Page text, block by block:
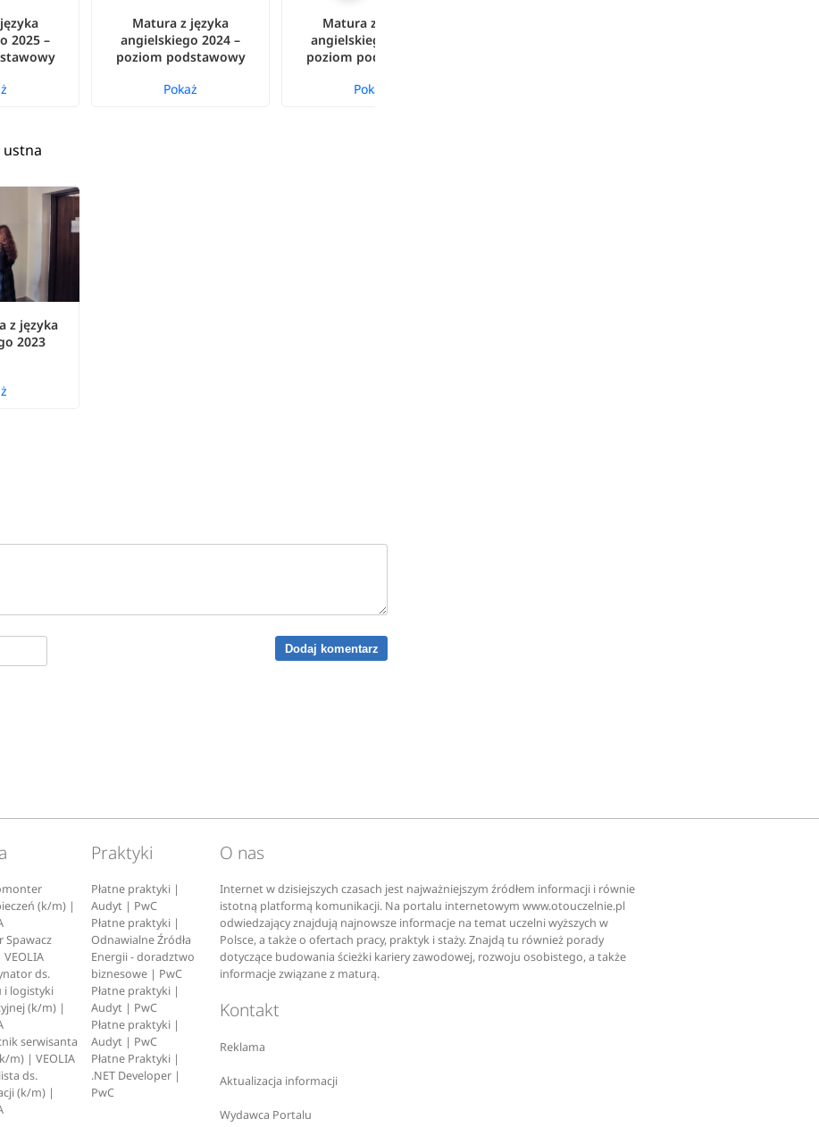
2025 –
Matura z języka
angielskiego 2024 –
poziom podstawowy
Pokaż
Matura z języka
angielskiego 2023 –
poziom podstawowy
Pokaż
ustna
z języka
2023
Dodaj komentarz
(k/m) |
Spawacz
ds.
i logistyki
(k/m) |
serwisanta
m) | VEOLIA
ds.
(k/m) |
Praktyki
Płatne praktyki |
Audyt | PwC
Płatne praktyki |
Odnawialne Źródła
Energii - doradztwo
biznesowe | PwC
Płatne praktyki |
Audyt | PwC
Płatne praktyki |
Audyt | PwC
Płatne Praktyki |
.NET Developer |
PwC
O nas
Internet w dzisiejszych czasach jest najważniejszym źródłem informacji i równie
istotną platformą komunikacji. Na portalu internetowym www.otouczelnie.pl
odwiedzający znajdują najnowsze informacje na temat uczelni wyższych w
Polsce, a także o ofertach pracy, praktyk i staży. Znajdą tu również porady
dotyczące budowania ścieżki kariery zawodowej, rozwoju osobistego, a także
informacje związane z maturą.
Kontakt
Reklama
Aktualizacja informacji
Wydawca Portalu